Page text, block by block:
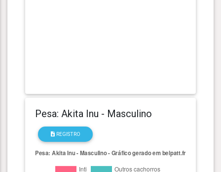
Pesa: Akita Inu - Masculino
REGISTRO